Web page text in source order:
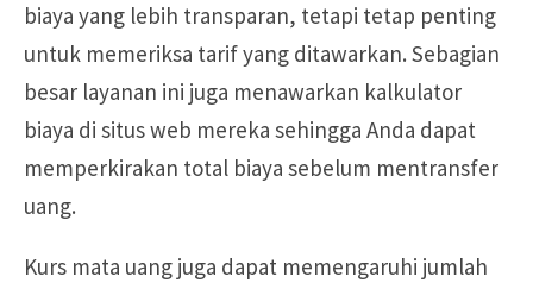
biaya yang lebih transparan, tetapi tetap penting
untuk memeriksa tarif yang ditawarkan. Sebagian
besar layanan ini juga menawarkan kalkulator
biaya di situs web mereka sehingga Anda dapat
memperkirakan total biaya sebelum mentransfer
uang.
Kurs mata uang juga dapat memengaruhi jumlah